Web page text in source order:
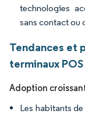
technologies
sans contact ou
Tendances et
terminaux
Adoption
Les habitants